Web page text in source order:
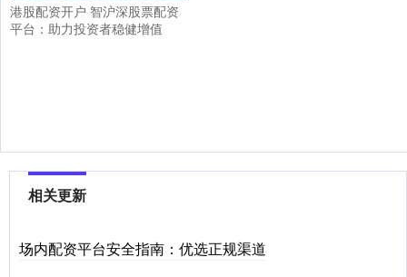
港股配资开户 智沪深股票配资
平台：助力投资者稳健增值
相关更新
场内配资平台安全指南：优选正规渠道